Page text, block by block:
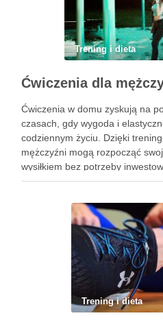
Trening i dieta
Ćwiczenia w domu zyskują na
czasach, gdy wygoda i
codziennym życiu. Dzięki
mężczyźni mogą rozpocząć
wysiłkiem bez potrzeby
dojazdy do siłowni. Regularne
Trening i dieta